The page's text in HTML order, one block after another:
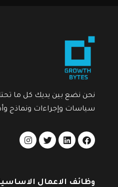
نحن نضع بين يديك كل ما
سياسات وإجراءات ونماذج
وظائف الاعمال